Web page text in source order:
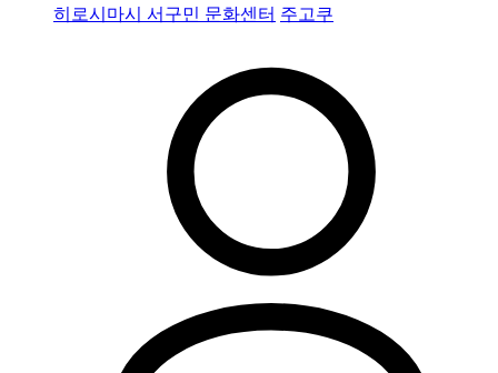
히로시마시 서구민 문화센터 주고쿠